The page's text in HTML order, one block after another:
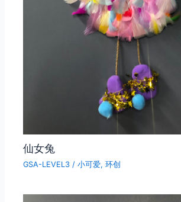
仙女兔
GSA-LEVEL3 /小可爱,环创